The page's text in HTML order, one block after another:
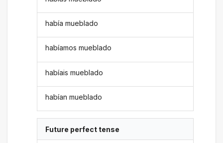
había mueblado
habíamos mueblado
habíais mueblado
habían mueblado
Future perfect tense